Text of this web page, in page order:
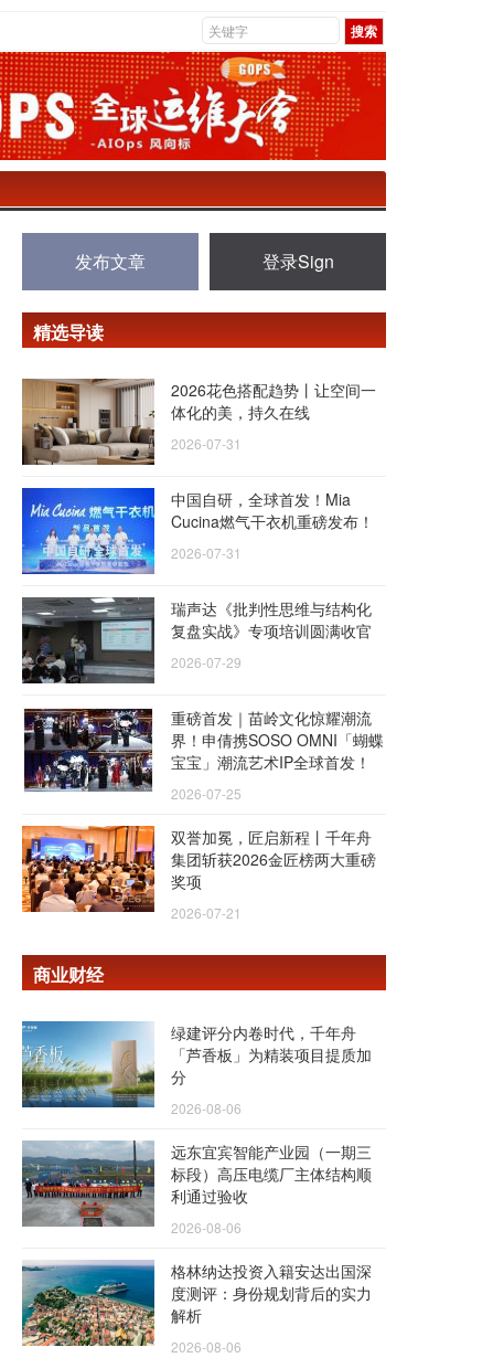
发布文章 登录Sign
精选导读
2026花色搭配趋势丨让空间一
体化的美，持久在线
2026-07-31
中国自研，全球首发！Mia
Cucina燃气干衣机重磅发布！
2026-07-31
瑞声达《批判性思维与结构化
复盘实战》专项培训圆满收官
2026-07-29
重磅首发｜苗岭文化惊耀潮流
界！申倩携SOSO OMNI「蝴蝶
宝宝」潮流艺术IP全球首发！
2026-07-25
双誉加冕，匠启新程丨千年舟
集团斩获2026金匠榜两大重磅
奖项
2026-07-21
商业财经
绿建评分内卷时代，千年舟
「芦香板」为精装项目提质加
分
2026-08-06
远东宜宾智能产业园（一期三
标段）高压电缆厂主体结构顺
利通过验收
2026-08-06
格林纳达投资入籍安达出国深
度测评：身份规划背后的实力
解析
2026-08-06